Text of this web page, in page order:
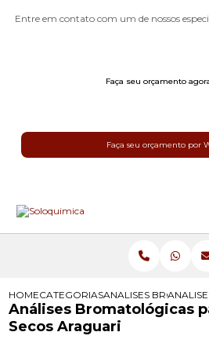
Entre em contato com um de nossos
Faça seu orçamento
Faça seu orçamento por
HOMECATEGORIASANALISES
Análises Bromatológicas
Secos Araguari